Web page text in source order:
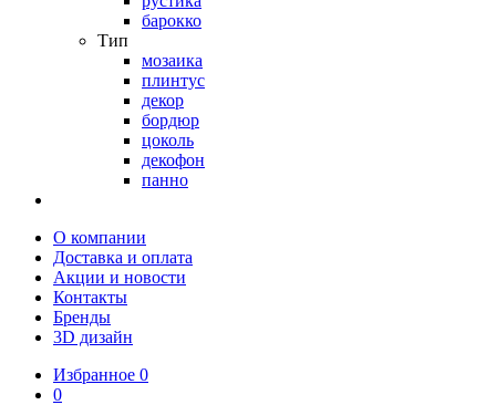
барокко
Тип
мозаика
плинтус
декор
бордюр
цоколь
декофон
панно
О компании
Доставка и оплата
Акции и новости
Контакты
Бренды
3D дизайн
Избранное 0
0